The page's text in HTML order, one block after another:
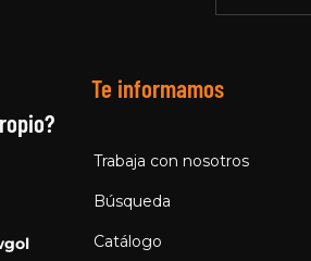
Te informamos
Trabaja con nosotros
Búsqueda
Catálogo